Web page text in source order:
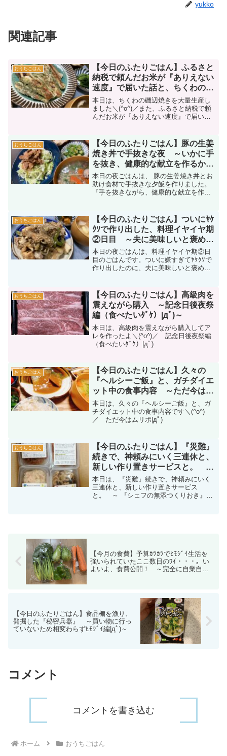
yukko
関連記事
おうちごはん
【今日のふたりごはん】ふるさと
納税で頼んだお米が『ありえない
速度』で届いた話と、ちくわの磯
部焼きを大量生産 ～ポン活で貰
ったアイスの感想も|дﾟ)～
本日は、ちくわの磯辺焼きを大量生産し
ました＼(^o^)／また、ふるさと納税で頼
んだお米が『ありえない速度』で届いた
おうちごはん
【今日のふたりごはん】豚の生姜
焼き丼で手抜きな夜 ～いかに手
を抜き、健康的な献立を作るかに
注力した結果～
本日の夜ごはんは、 豚の生姜焼き丼とお
助け食材で手抜きな夕飯を作りました。
『手を抜きながら、健康的な献立を作る
おうちごはん
【今日のふたりごはん】ついにﾔｹ
ｸｿで作り出した、料理イヤイヤ期
②日目 ～夫に美味しいと褒めら
れて罪悪感を抱く…|дﾟ)～
本日の夜ごはんは、料理イヤイヤ期②日
目のごはんです。ついに嫌すぎてﾔｹｸｿで
作り出したのに、夫に美味しいと褒めら
おうちごはん
【今日のふたりごはん】高級肉を
震えながら購入 ～記念日後夜祭
編（食べたいﾀﾞｹ）|дﾟ)～
本日は、高級肉を震えながら購入してア
レを作ったよ＼(^o^)／ 記念日後夜祭編
（食べたいﾀﾞｹ）|дﾟ)
おうちごはん
【今日のふたりごはん】久々の
『ヘルシーご飯』と、ガチダイエ
ット中の食事内容 ～ただ今はム
リポ編|дﾟ)～
本日は、久々の『ヘルシーご飯』と、ガ
チダイエット中の食事内容です＼(^o^)
／ ただ今はムリポ|дﾟ)
おうちごはん
【今日のふたりごはん】『災難』
続きで、神頼みにいく三連休と、
新しい作り置きサービスと。 ～
『シェフの無添つくりおき』編|
дﾟ)～
本日は、『災難』続きで、神頼みにいく
三連休と、新しい作り置きサービス
と。 ～ 『シェフの無添つくりおき』編|
【今月の食費】予算ｶﾂｶﾂでﾋﾓｼﾞｲ生活を
強いられていたここ数日のﾜｲ・・・。い
よいよ、食費公開！ ～完全に自業自得|
【今日のふたりごはん】食品棚を漁り、
発掘した『秘密兵器』 ～買い物に行っ
ていないため相変わらずﾋﾓｼﾞｲ編|дﾟ)～
コメント
コメントを書き込む
ホーム おうちごはん